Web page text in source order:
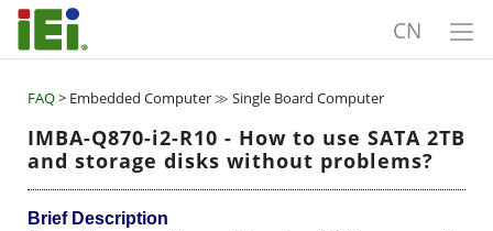
CN
FAQ> Embedded Computer ≫ Single Board Computer
IMBA-Q870-i2-R10 - How to use SATA 2TB
and storage disks without problems?
Brief Description